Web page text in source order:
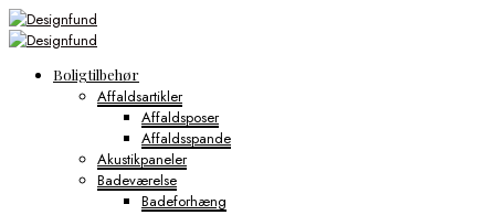
Boligtilbehør
Affaldsartikler
Affaldsposer
Affaldsspande
Akustikpaneler
Badeværelse
Badeforhæng